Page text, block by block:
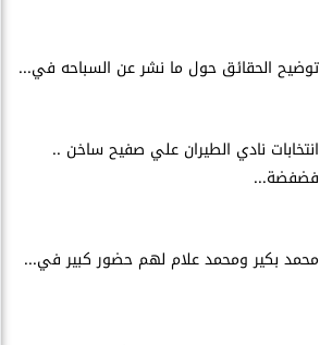
توضيح الحقائق حول ما نشر عن السباحه في...
انتخابات نادي الطيران علي صفيح ساخن ..
فضفضة...
محمد بكير ومحمد علام لهم حضور كبير في...